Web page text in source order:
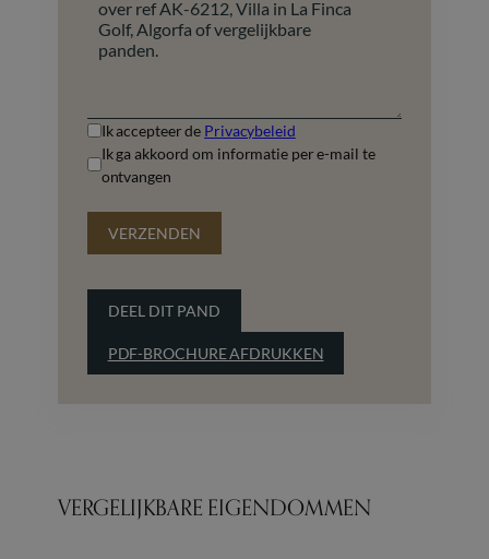
Ik accepteer de Privacybeleid
Ik ga akkoord om informatie per e-mail te
ontvangen
VERZENDEN
DEEL DIT PAND
PDF-BROCHURE AFDRUKKEN
VERGELIJKBARE EIGENDOMMEN